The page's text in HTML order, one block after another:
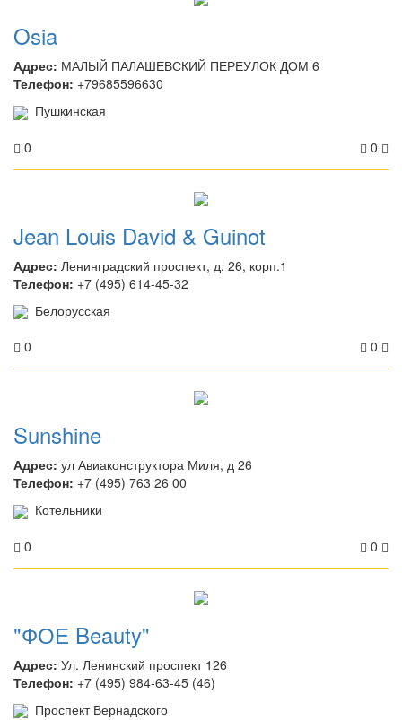
Osia
Адрес: МАЛЫЙ ПАЛАШЕВСКИЙ ПЕРЕУЛОК ДОМ 6
Телефон: +79685596630
Пушкинская
0 0
Jean Louis David & Guinot
Адрес: Ленинградский проспект, д. 26, корп.1
Телефон: +7 (495) 614-45-32
Белорусская
0 0
Sunshine
Адрес: ул Авиаконструктора Миля, д 26
Телефон: +7 (495) 763 26 00
Котельники
0 0
"ФОЕ Beauty"
Адрес: Ул. Ленинский проспект 126
Телефон: +7 (495) 984-63-45 (46)​ ​​
Проспект Вернадского